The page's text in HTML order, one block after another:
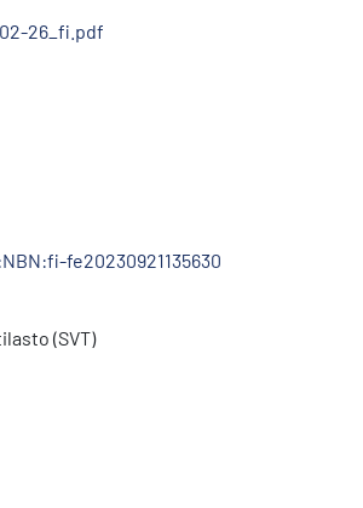
26_fi.pdf
fe20230921135630
(SVT)